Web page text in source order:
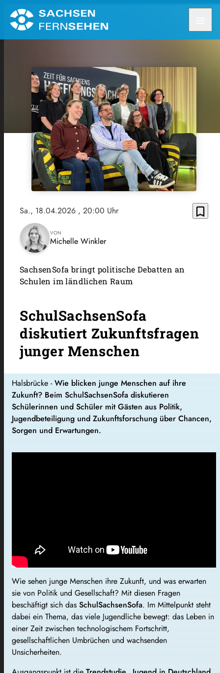
Sa., 18.04.2026 , 20:00 Uhr bookmark_border
VON
Michelle Winkler
SachsenSofa bringt politische Debatten an
Schulen im ländlichen Raum
SchulSachsenSofa
diskutiert Zukunftsfragen
junger Menschen
Halsbrücke -Wie blicken junge Menschen auf ihre
Zukunft? Beim SchulSachsenSofa diskutieren
Schülerinnen und Schüler mit Gästen aus Politik,
Jugendbeteiligung und Zukunftsforschung über Chancen,
Sorgen und Erwartungen.
Wie sehen junge Menschen ihre Zukunft, und was erwarten
sie von Politik und Gesellschaft? Mit diesen Fragen
beschäftigt sich das SchulSachsenSofa. Im Mittelpunkt steht
dabei ein Thema, das viele Jugendliche bewegt: das Leben in
einer Zeit zwischen technologischem Fortschritt,
gesellschaftlichen Umbrüchen und wachsenden
Unsicherheiten.